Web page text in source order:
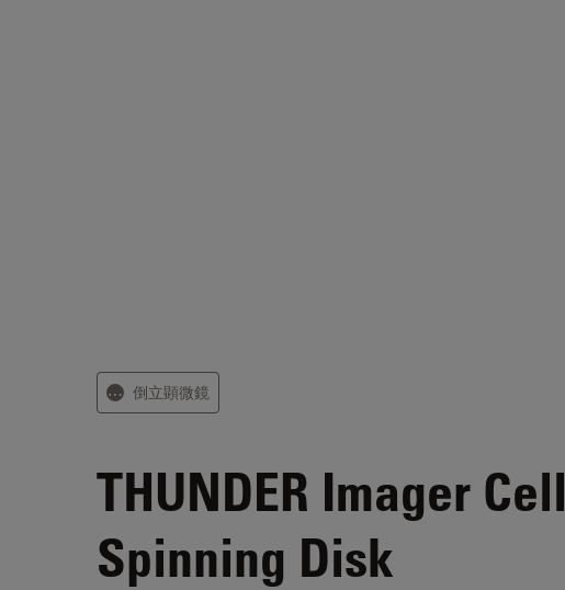
⋯ 倒立顕微鏡
THUNDER Imager Cell
Spinning Disk